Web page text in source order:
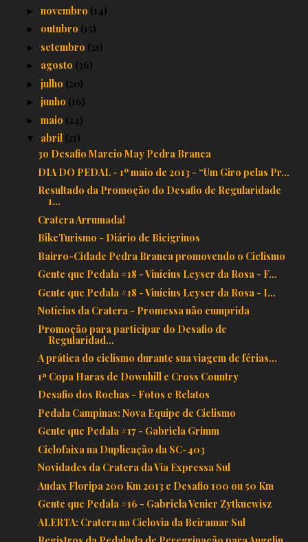
► novembro (14)
► outubro (15)
► setembro (21)
► agosto (36)
► julho (20)
► junho (16)
► maio (24)
▼ abril (21)
3o Desafio Marcio May Pedra Branca
DIA DO PEDAL - 1º maio de 2013 - “Um Giro pelas Pr...
Resultado da Promoção do Desafio de Regularidade
1...
Cratera Arrumada!
BikeTurismo - Diário de Bicigrinos
Bairro-Cidade Pedra Branca promovendo o Ciclismo
Gente que Pedala #18 - Vinícius Leyser da Rosa - F...
Gente que Pedala #18 - Vinícius Leyser da Rosa - I...
Notícias da Cratera - Promessa não cumprida
Promoção para participar do Desafio de
Regularidad...
A prática do ciclismo durante sua viagem de férias...
1ª Copa Haras de Downhill e Cross Country
Desafio dos Rochas - Fotos e Relatos
Pedala Campinas: Nova Equipe de Ciclismo
Gente que Pedala #17 - Gabriela Grimm
Ciclofaixa na Duplicação da SC-403
Novidades da Cratera da Via Expressa Sul
Audax Floripa 200 Km 2013 e Desafio 100 ou 50 Km
Gente que Pedala #16 - Gabriela Venier Zytkuewisz
ALERTA: Cratera na Ciclovia da Beiramar Sul